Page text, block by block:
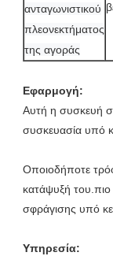
ανταγωνιστικού
πλεονεκτήματος
της αγοράς
Εφαρμογή:
Αυτή η συσκευή
συσκευασία υπό
Οποιοδήποτε
κατάψυξή
σφράγισης υπό
Υπηρεσία: